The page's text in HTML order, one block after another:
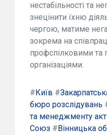
нестабільності та
знецінити їхню
чергою, матиме
зокрема на
профспілковими та
організаціями.
# Київ #
бюро розслідувань
та менеджменту
Союз # Вінницька